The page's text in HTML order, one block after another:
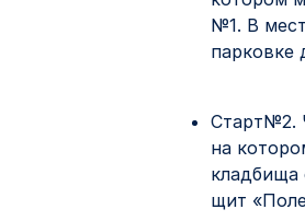
№1. В
парковке
Старт№2.
на
кладбища
щит